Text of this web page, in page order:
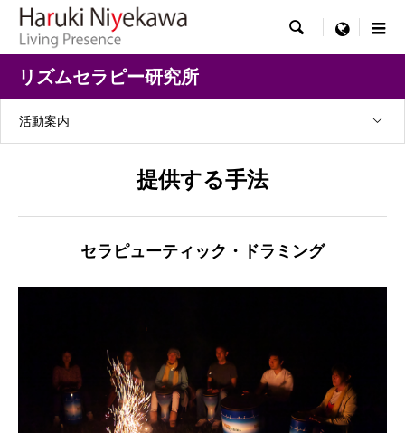
 menu
リズムセラピー研究所
活動案内
提供する手法
セラピューティック・ドラミング